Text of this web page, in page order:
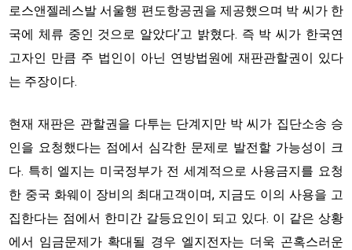
로스앤젤레스발 서울행 편도항공권을 제공했으며 박 씨가 한
국에 체류 중인 것으로 알았다’고 밝혔다. 즉 박 씨가 한국연
고자인 만큼 주 법인이 아닌 연방법원에 재판관할권이 있다
는 주장이다.
현재 재판은 관할권을 다투는 단계지만 박 씨가 집단소송 승
인을 요청했다는 점에서 심각한 문제로 발전할 가능성이 크
다. 특히 엘지는 미국정부가 전 세계적으로 사용금지를 요청
한 중국 화웨이 장비의 최대고객이며, 지금도 이의 사용을 고
집한다는 점에서 한미간 갈등요인이 되고 있다. 이 같은 상황
에서 임금문제가 확대될 경우 엘지전자는 더욱 곤혹스러운